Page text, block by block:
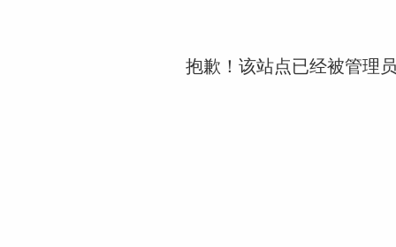
抱歉！该站点已经被管理